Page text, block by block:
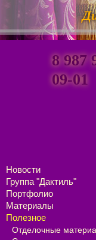
8 987
09-01
Новости
Группа "Дактиль"
Портфолио
Материалы
Полезное
Отделочные